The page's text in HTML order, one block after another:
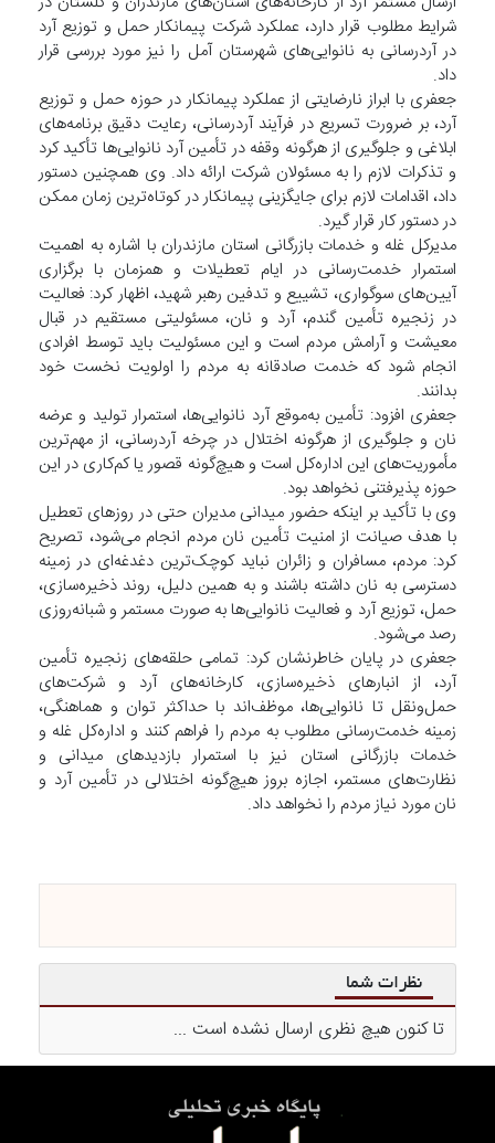
شرایط مطلوب قرار دارد، عملکرد شرکت پیمانکار حمل و توزیع آرد
در آردرسانی به نانوایی‌های شهرستان آمل را نیز مورد بررسی قرار
داد.
جعفری با ابراز نارضایتی از عملکرد پیمانکار در حوزه حمل و توزیع
آرد، بر ضرورت تسریع در فرآیند آردرسانی، رعایت دقیق برنامه‌های
ابلاغی و جلوگیری از هرگونه وقفه در تأمین آرد نانوایی‌ها تأکید کرد
و تذکرات لازم را به مسئولان شرکت ارائه داد. وی همچنین دستور
داد، اقدامات لازم برای جایگزینی پیمانکار در کوتاه‌ترین زمان ممکن
در دستور کار قرار گیرد.
مدیرکل غله و خدمات بازرگانی استان مازندران با اشاره به اهمیت
استمرار خدمت‌رسانی در ایام تعطیلات و همزمان با برگزاری
آیین‌های سوگواری، تشییع و تدفین رهبر شهید، اظهار کرد: فعالیت
در زنجیره تأمین گندم، آرد و نان، مسئولیتی مستقیم در قبال
معیشت و آرامش مردم است و این مسئولیت باید توسط افرادی
انجام شود که خدمت صادقانه به مردم را اولویت نخست خود
بدانند.
جعفری افزود: تأمین به‌موقع آرد نانوایی‌ها، استمرار تولید و عرضه
نان و جلوگیری از هرگونه اختلال در چرخه آردرسانی، از مهم‌ترین
مأموریت‌های این اداره‌کل است و هیچ‌گونه قصور یا کم‌کاری در این
حوزه پذیرفتنی نخواهد بود.
وی با تأکید بر اینکه حضور میدانی مدیران حتی در روز‌های تعطیل
با هدف صیانت از امنیت تأمین نان مردم انجام می‌شود، تصریح
کرد: مردم، مسافران و زائران نباید کوچک‌ترین دغدغه‌ای در زمینه
دسترسی به نان داشته باشند و به همین دلیل، روند ذخیره‌سازی،
حمل، توزیع آرد و فعالیت نانوایی‌ها به صورت مستمر و شبانه‌روزی
رصد می‌شود.
جعفری در پایان خاطرنشان کرد: تمامی حلقه‌های زنجیره تأمین
آرد، از انبار‌های ذخیره‌سازی، کارخانه‌های آرد و شرکت‌های
حمل‌ونقل تا نانوایی‌ها، موظف‌اند با حداکثر توان و هماهنگی،
زمینه خدمت‌رسانی مطلوب به مردم را فراهم کنند و اداره‌کل غله و
خدمات بازرگانی استان نیز با استمرار بازدید‌های میدانی و
نظارت‌های مستمر، اجازه بروز هیچ‌گونه اختلالی در تأمین آرد و
نان مورد نیاز مردم را نخواهد داد.
نظرات شما
تا کنون هیچ نظری ارسال نشده است ...